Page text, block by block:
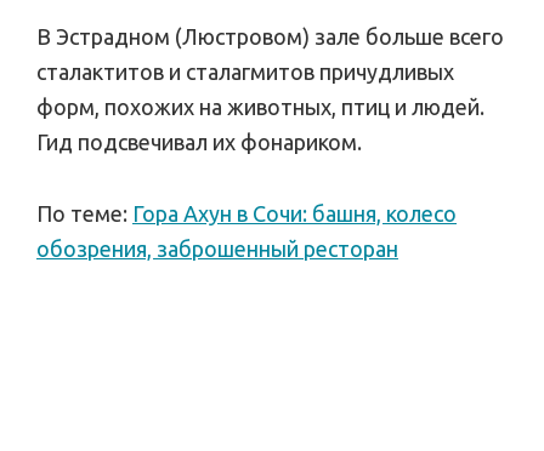
В Эстрадном (Люстровом) зале больше всего
сталактитов и сталагмитов причудливых
форм, похожих на животных, птиц и людей.
Гид подсвечивал их фонариком.
По теме: Гора Ахун в Сочи: башня, колесо
обозрения, заброшенный ресторан